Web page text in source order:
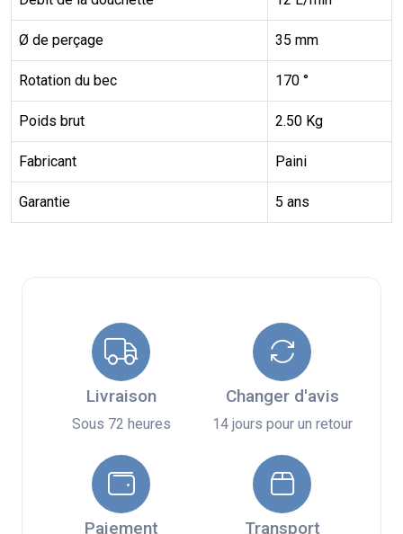
Ø de perçage 35 mm
Rotation du bec 170 °
Poids brut 2.50 Kg
Fabricant Paini
Garantie 5 ans
Livraison
Sous 72 heures
Changer d'avis
14 jours pour un retour
Paiement Transport